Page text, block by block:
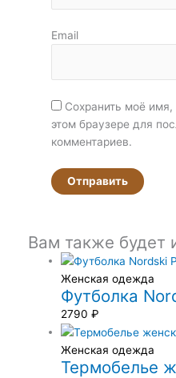
Email
Сохранить моё имя,
этом браузере для
комментариев.
Вам также будет
Женская одежда
Футболка
2790 ₽
Женская одежда
Термобелье